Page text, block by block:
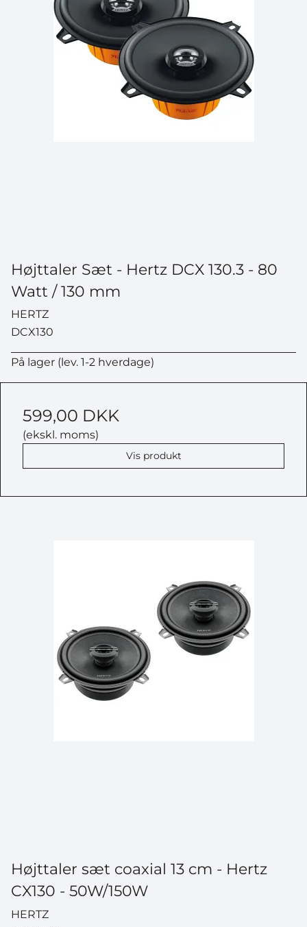
Højttaler Sæt - Hertz DCX 130.3 - 80
Watt / 130 mm
HERTZ
DCX130
På lager (lev. 1-2 hverdage)
599,00 DKK
(ekskl. moms)
Vis produkt
Højttaler sæt coaxial 13 cm - Hertz
CX130 - 50W/150W
HERTZ